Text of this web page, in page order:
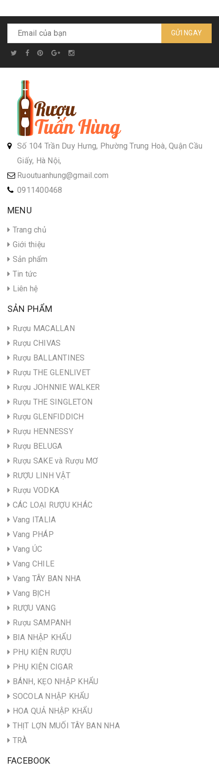
Bịch Green Valley - dung
GỬI NGAY
Số 104 Trần Duy Hưng, Phường Trung Hoà, Quận Cầu
Giấy, Hà Nội,
Ruoutuanhung@gmail.com
0911400468
MENU
Trang chủ
Giới thiệu
Sản phẩm
Tin tức
Liên hệ
SẢN PHẨM
Rượu MACALLAN
Rượu CHIVAS
Rượu BALLANTINES
Rượu THE GLENLIVET
Rượu JOHNNIE WALKER
Rượu THE SINGLETON
Rượu GLENFIDDICH
Rượu HENNESSY
Rượu BELUGA
Rượu SAKE và Rượu MƠ
RƯỢU LINH VẬT
Rượu VODKA
CÁC LOẠI RƯỢU KHÁC
Vang ITALIA
Vang PHÁP
Vang ÚC
Vang CHILE
Vang TÂY BAN NHA
Vang BỊCH
RƯỢU VANG
Rượu SAMPANH
BIA NHẬP KHẨU
PHỤ KIỆN RƯỢU
PHỤ KIỆN CIGAR
BÁNH, KẸO NHẬP KHẨU
SOCOLA NHẬP KHẨU
HOA QUẢ NHẬP KHẨU
THỊT LỢN MUỐI TÂY BAN NHA
TRÀ
FACEBOOK